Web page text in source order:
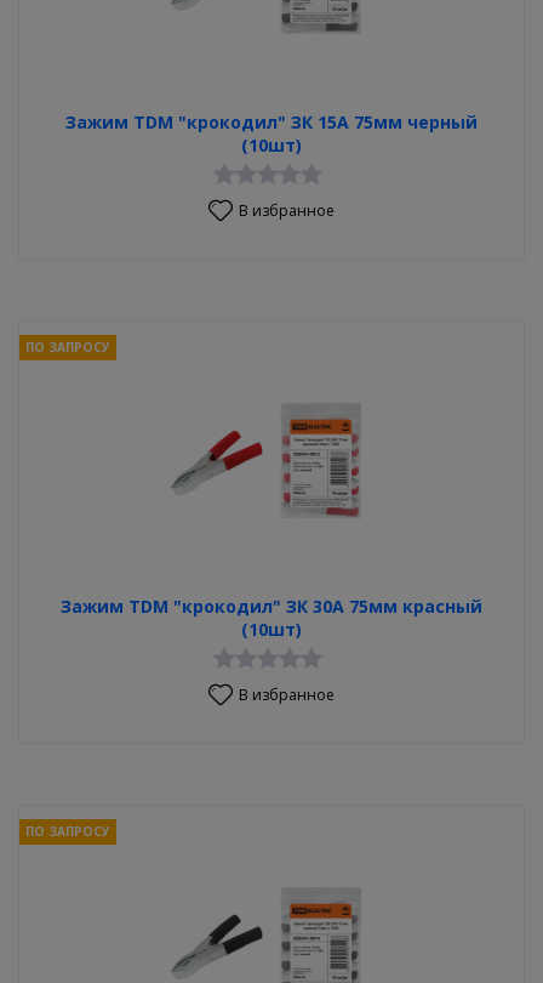
Зажим TDM "крокодил" ЗК 15А 75мм черный
(10шт)
В избранное
Зажим TDM "крокодил" ЗК 30А 75мм красный
(10шт)
ПО ЗАПРОСУ
В избранное
ПО ЗАПРОСУ